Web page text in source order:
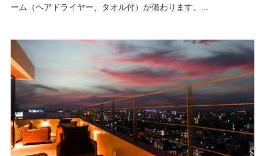
ーム（ヘアドライヤー、タオル付）が備わります。...